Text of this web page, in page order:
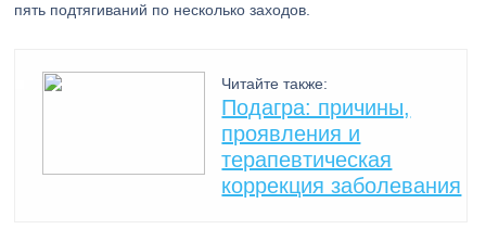
пять подтягиваний по несколько заходов.
Читайте также:
Подагра: причины,
проявления и
терапевтическая
коррекция заболевания